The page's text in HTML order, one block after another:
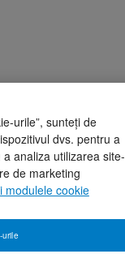
urile”, sunteți de
dvs. pentru a
analiza utilizarea site-
de marketing
modulele cookie
urile